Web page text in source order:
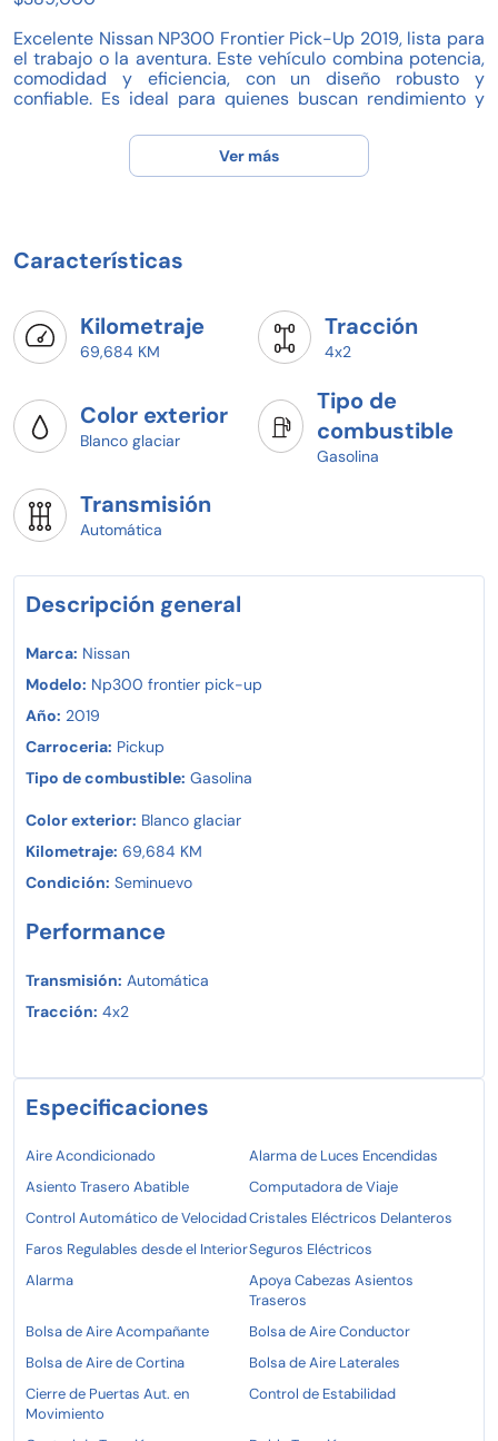
Excelente Nissan NP300 Frontier Pick-Up 2019, lista para
el trabajo o la aventura. Este vehículo combina potencia,
comodidad y eficiencia, con un diseño robusto y
confiable. Es ideal para quienes buscan rendimiento y
Características destacadas:
- Kilometraje: 69,684 km
- Accesorios originales incluidos
- Todos los servicios realizados en agencia
- Accesorios originales asegurados
desde 20% de enganche!
¡Tu Nissan Comerciales NP300 Frontier Pick-Up te espera
en (Nissan Monclova)!
manejo hoy mismo.
Crédito o pago de contado y vive la emoción de manejar
un auténtico Nissan Comerciales NP300 Frontier Pick-
Ver más
Características
Kilometraje
69,684 KM
Tracción
4x2
Color exterior
Blanco glaciar
Tipo de
combustible
Gasolina
Transmisión
Automática
Descripción general
Marca: Nissan
Modelo: Np300 frontier pick-up
Año: 2019
Carroceria: Pickup
Tipo de combustible: Gasolina
Color exterior: Blanco glaciar
Kilometraje: 69,684 KM
Condición: Seminuevo
Performance
Transmisión: Automática
Tracción: 4x2
Especificaciones
Aire Acondicionado
Alarma de Luces Encendidas
Asiento Trasero Abatible
Computadora de Viaje
Control Automático de VelocidadCristales Eléctricos Delanteros
Faros Regulables desde el InteriorSeguros Eléctricos
Alarma
Apoya Cabezas Asientos
Traseros
Bolsa de Aire Acompañante
Bolsa de Aire Conductor
Bolsa de Aire de Cortina
Bolsa de Aire Laterales
Cierre de Puertas Aut. en
Movimiento
Control de Estabilidad